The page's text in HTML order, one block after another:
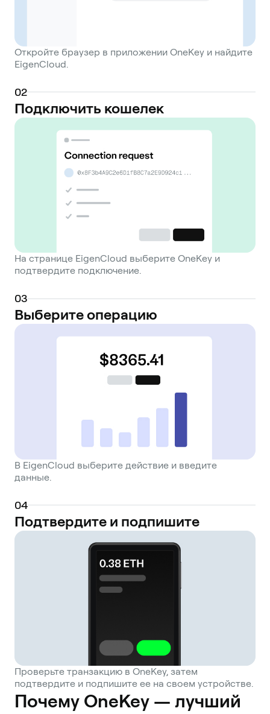
Откройте браузер в приложении OneKey и найдите
EigenCloud.
02
Подключить кошелек
На странице EigenCloud выберите OneKey и
подтвердите подключение.
03
Выберите операцию
В EigenCloud выберите действие и введите
данные.
04
Подтвердите и подпишите
Проверьте транзакцию в OneKey, затем
подтвердите и подпишите ее на своем устройстве.
Почему OneKey — лучший